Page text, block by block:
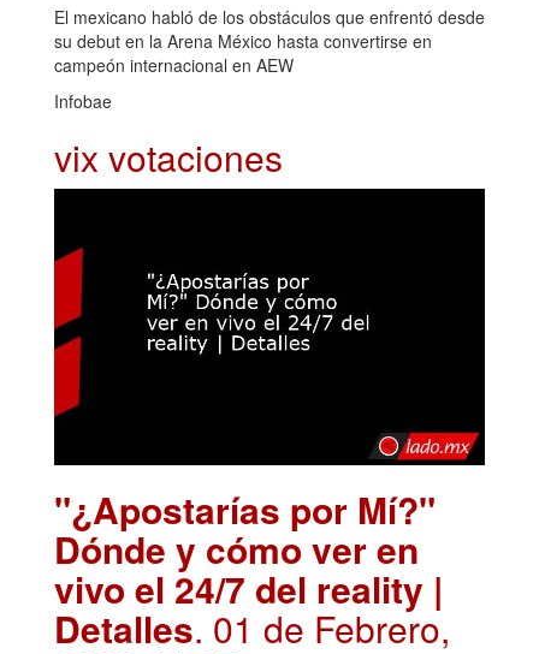
El mexicano habló de los obstáculos que enfrentó desde
su debut en la Arena México hasta convertirse en
campeón internacional en AEW
Infobae
vix votaciones
"¿Apostarías por Mí?"
Dónde y cómo ver en
vivo el 24/7 del reality |
Detalles. 01 de Febrero,